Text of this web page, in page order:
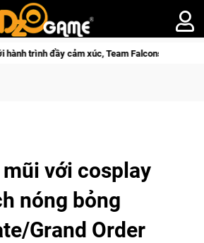
địch Trở thành "Đại ca Mèo"
với cosplay
nóng bỏng
Grand Order